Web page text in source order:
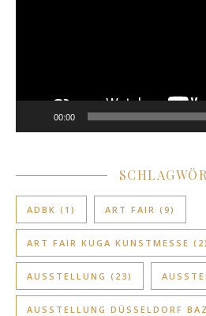
00:00
ADBK (1) ART FAIR (9)
ART FAIR KUGA KUNSTMESSE (2)
AUSSTELLUNG (23)
AUSSTELLUNG DÜSSELDORF